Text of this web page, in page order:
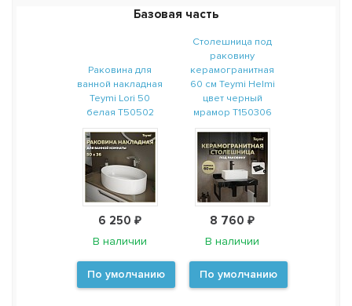
Базовая часть
Раковина для
ванной накладная
Teymi Lori 50
белая T50502
6 250 ₽
В наличии
По умолчанию
Столешница под
раковину
керамогранитная
60 см Teymi Helmi
цвет черный
мрамор T150306
8 760 ₽
В наличии
По умолчанию